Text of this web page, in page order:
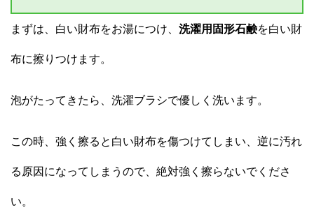
まずは、白い財布をお湯につけ、 洗濯用固形石鹸を白い財
布に擦りつけます。
泡がたってきたら、洗濯ブラシで優しく洗います。
この時、強く擦ると白い財布を傷つけてしまい、逆に汚れ
る原因になってしまうので、絶対強く擦らないでくださ
い。